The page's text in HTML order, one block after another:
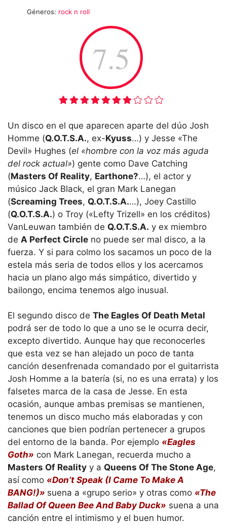
Géneros: rock n roll
7.5
Un disco en el que aparecen aparte del dúo Josh
Homme (Q.O.T.S.A., ex-Kyuss…) y Jesse «The
Devil» Hughes (el «hombre con la voz más aguda
del rock actual») gente como Dave Catching
(Masters Of Reality, Earthone?…), el actor y
músico Jack Black, el gran Mark Lanegan
(Screaming Trees, Q.O.T.S.A.…), Joey Castillo
(Q.O.T.S.A.) o Troy («Lefty Trizell» en los créditos)
VanLeuwan también de Q.O.T.S.A. y ex miembro
de A Perfect Circle no puede ser mal disco, a la
fuerza. Y si para colmo los sacamos un poco de la
estela más seria de todos ellos y los acercamos
hacia un plano algo más simpático, divertido y
bailongo, encima tenemos algo inusual.
El segundo disco de The Eagles Of Death Metal
podrá ser de todo lo que a uno se le ocurra decir,
excepto divertido. Aunque hay que reconocerles
que esta vez se han alejado un poco de tanta
canción desenfrenada comandado por el guitarrista
Josh Homme a la batería (si, no es una errata) y los
falsetes marca de la casa de Jesse. En esta
ocasión, aunque ambas premisas se mantienen,
tenemos un disco mucho más elaboradas y con
canciones que bien podrían pertenecer a grupos
del entorno de la banda. Por ejemplo «Eagles
Goth» con Mark Lanegan, recuerda mucho a
Masters Of Reality y a Queens Of The Stone Age,
así como «Don’t Speak (I Came To Make A
BANG!)» suena a «grupo serio» y otras como «The
Ballad Of Queen Bee And Baby Duck» suena a una
canción entre el intimismo y el buen humor.